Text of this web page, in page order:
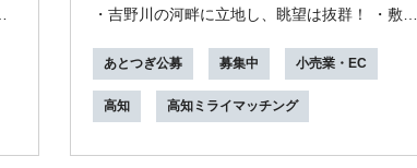
・吉野川の河畔に立地し、眺望は抜群！ ・敷地
きる！...
あとつぎ公募 募集中 小売業・EC
高知 高知ミライマッチング